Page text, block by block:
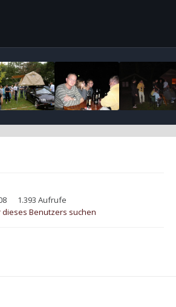
1.393 Aufrufe
dieses Benutzers suchen